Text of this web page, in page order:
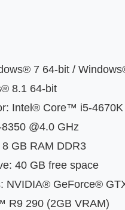
7 64-bit /
8.1 64-bit
Intel® Core™ i5-4670K
@4.0 GHz
GB RAM DDR3
40 GB free space
NVIDIA® GeForce®
R9 290 (2GB VRAM)